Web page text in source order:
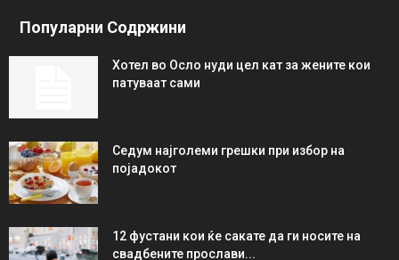
Популарни Содржини
Хотел во Осло нуди цел кат за жените кои
патуваат сами
Седум најголеми грешки при избор на
појадокот
12 фустани кои ќе сакате да ги носите на
свадбените прослави...